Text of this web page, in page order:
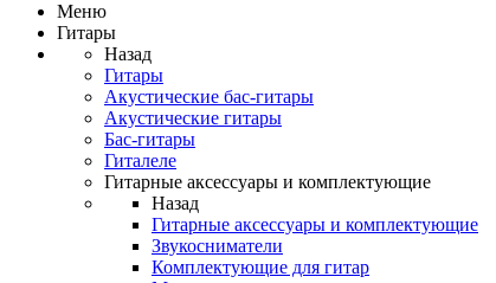
Меню
Гитары
Назад
Гитары
Акустические бас-гитары
Акустические гитары
Бас-гитары
Гиталеле
Гитарные аксессуары и комплектующие
Назад
Гитарные аксессуары и комплектующие
Звукосниматели
Комплектующие для гитар